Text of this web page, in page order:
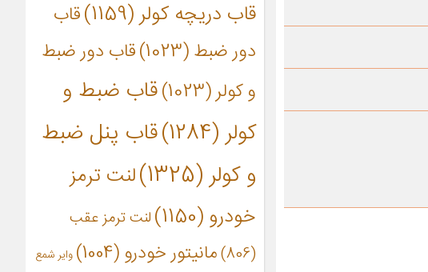
قاب دریچه کولر(1159)
قاب
دور ضبط(1023)
قاب دور ضبط
و کولر(1023)
قاب ضبط و
کولر(1284)
قاب پنل ضبط
و کولر(1325)
لنت ترمز
خودرو(1150)
لنت ترمز عقب
(806)
مانیتور خودرو(1004)
وایر شمع